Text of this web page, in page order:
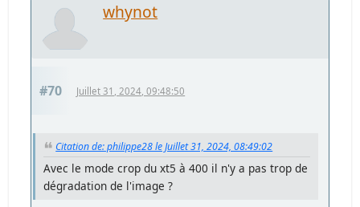
whynot
#70 Juillet 31, 2024, 09:48:50
Citation de: philippe28 le Juillet 31, 2024, 08:49:02
Avec le mode crop du xt5 à 400 il n'y a pas trop de
dégradation de l'image ?